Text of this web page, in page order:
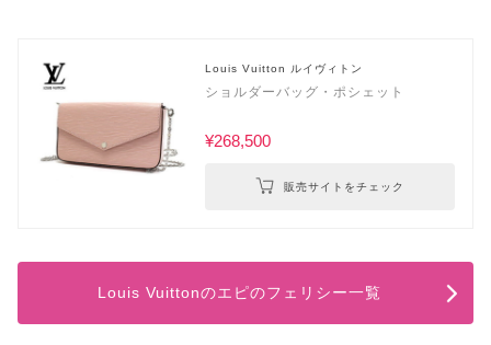
Louis Vuitton ルイヴィトン
ショルダーバッグ・ポシェット
¥268,500
販売サイトをチェック
Louis Vuittonのエピのフェリシー一覧